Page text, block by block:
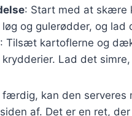
: Start med at skære
løg og gulerødder, og lad
: Tilsæt kartoflerne og
krydderier. Lad det
færdig, kan den
af. Det er en ret,